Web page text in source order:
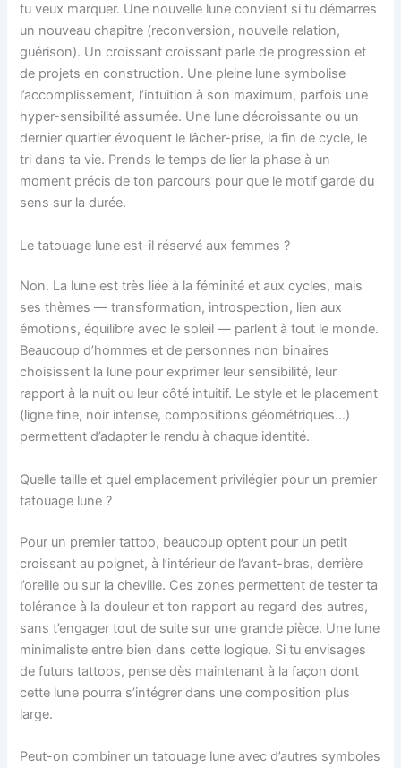
tu veux marquer. Une nouvelle lune convient si tu démarres
un nouveau chapitre (reconversion, nouvelle relation,
guérison). Un croissant croissant parle de progression et
de projets en construction. Une pleine lune symbolise
l’accomplissement, l’intuition à son maximum, parfois une
hyper-sensibilité assumée. Une lune décroissante ou un
dernier quartier évoquent le lâcher-prise, la fin de cycle, le
tri dans ta vie. Prends le temps de lier la phase à un
moment précis de ton parcours pour que le motif garde du
sens sur la durée.
Le tatouage lune est-il réservé aux femmes ?
Non. La lune est très liée à la féminité et aux cycles, mais
ses thèmes — transformation, introspection, lien aux
émotions, équilibre avec le soleil — parlent à tout le monde.
Beaucoup d’hommes et de personnes non binaires
choisissent la lune pour exprimer leur sensibilité, leur
rapport à la nuit ou leur côté intuitif. Le style et le placement
(ligne fine, noir intense, compositions géométriques…)
permettent d’adapter le rendu à chaque identité.
Quelle taille et quel emplacement privilégier pour un premier
tatouage lune ?
Pour un premier tattoo, beaucoup optent pour un petit
croissant au poignet, à l’intérieur de l’avant-bras, derrière
l’oreille ou sur la cheville. Ces zones permettent de tester ta
tolérance à la douleur et ton rapport au regard des autres,
sans t’engager tout de suite sur une grande pièce. Une lune
minimaliste entre bien dans cette logique. Si tu envisages
de futurs tattoos, pense dès maintenant à la façon dont
cette lune pourra s’intégrer dans une composition plus
large.
Peut-on combiner un tatouage lune avec d’autres symboles